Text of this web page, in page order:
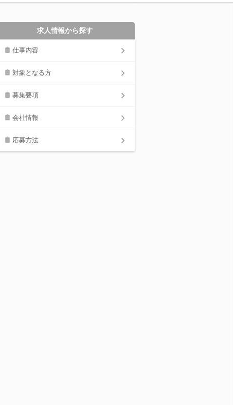
求人情報から探す
仕事内容
対象となる方
募集要項
会社情報
応募方法